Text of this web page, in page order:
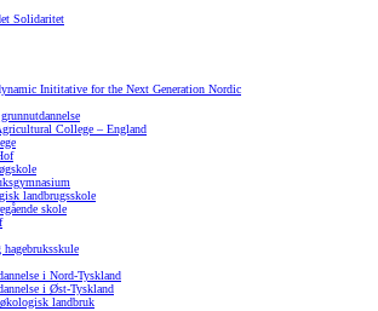
Solidaritet
Inititative for the Next Generation Nordic
College – England
landbrugsskole
skole
i Nord-Tyskland
i Øst-Tyskland
landbruk